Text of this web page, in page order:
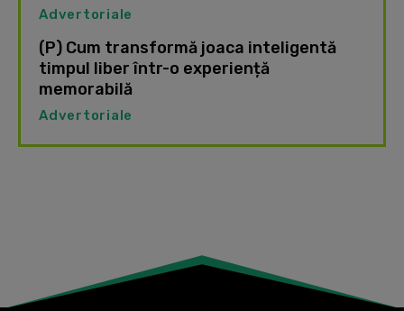
Advertoriale
(P) Cum transformă joaca inteligentă
timpul liber într-o experiență
memorabilă
Advertoriale